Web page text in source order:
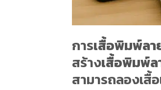
การเสื้อพิมพ์ลา
สร้างเสื้อพิมพ์ล
สามารถลองเสื้